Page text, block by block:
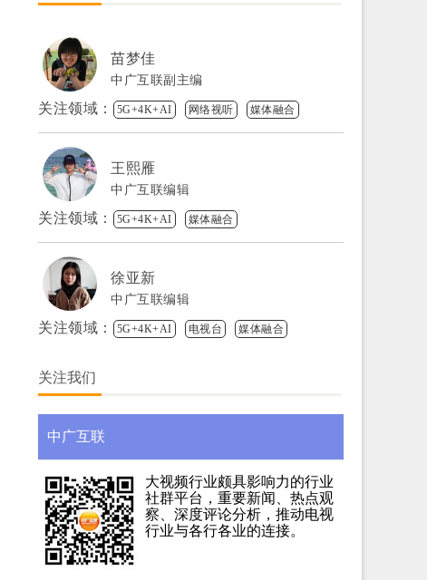
苗梦佳
中广互联副主编
关注领域： 5G+4K+AI 网络视听 媒体融合
王熙雁
中广互联编辑
关注领域： 5G+4K+AI 媒体融合
徐亚新
中广互联编辑
关注领域： 5G+4K+AI 电视台 媒体融合
关注我们
中广互联
大视频行业颇具影响力的行业
社群平台，重要新闻、热点观
察、深度评论分析，推动电视
行业与各行各业的连接。